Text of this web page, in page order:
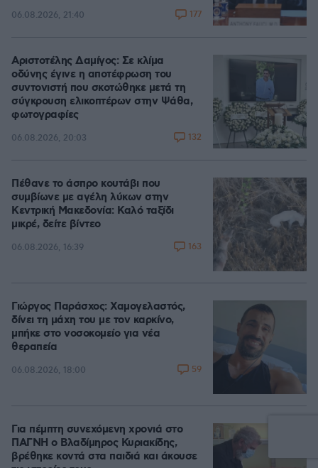
06.08.2026, 21:40 177
Αριστοτέλης Δαμίγος: Σε κλίμα
οδύνης έγινε η αποτέφρωση του
συντονιστή που σκοτώθηκε μετά τη
σύγκρουση ελικοπτέρων στην Ψάθα,
φωτογραφίες
06.08.2026, 20:03 132
Πέθανε το άσπρο κουτάβι που
συμβίωνε με αγέλη λύκων στην
Κεντρική Μακεδονία: Καλό ταξίδι
μικρέ, δείτε βίντεο
06.08.2026, 16:39 163
Γιώργος Παράσχος: Χαμογελαστός,
δίνει τη μάχη του με τον καρκίνο,
μπήκε στο νοσοκομείο για νέα
θεραπεία
06.08.2026, 18:00 59
Για πέμπτη συνεχόμενη χρονιά στο
ΠΑΓΝΗ ο Βλαδίμηρος Κυριακίδης,
βρέθηκε κοντά στα παιδιά και άκουσε